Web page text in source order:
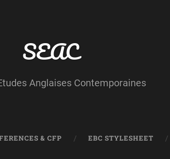
SEAC
Anglaises Contemporaines
& CFP EBC STYLESHEET